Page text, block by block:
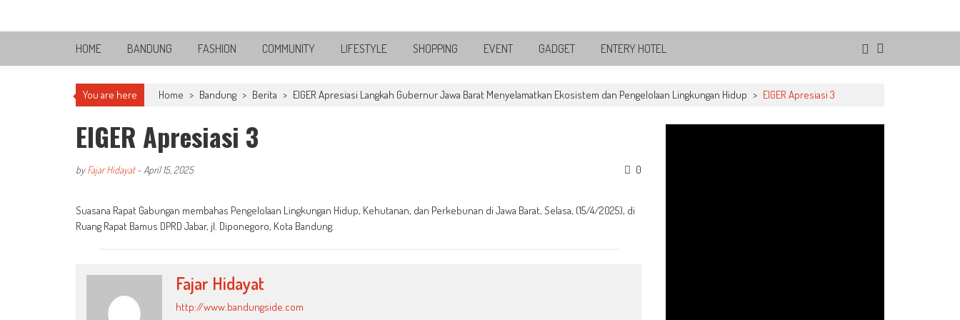
Bandung Side
Sisi Cantik Bandung
HOME BANDUNG FASHION COMMUNITY LIFESTYLE SHOPPING EVENT GADGET ENTERY HOTEL
You are here Home > Bandung > Berita > EIGER Apresiasi Langkah Gubernur Jawa Barat Menyelamatkan Ekosistem dan Pengelolaan Lingkungan Hidup > EIGER Apresiasi 3
EIGER Apresiasi 3
byFajar Hidayat- April 15, 2025 0
Suasana Rapat Gabungan membahas Pengelolaan Lingkungan Hidup, Kehutanan, dan Perkebunan di Jawa Barat, Selasa, (15/4/2025), di
Ruang Rapat Bamus DPRD Jabar, jl. Diponegoro, Kota Bandung.
Fajar Hidayat
http://www.bandungside.com